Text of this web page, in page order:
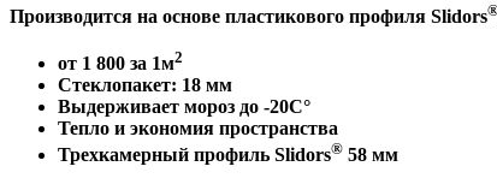
Производится на основе пластикового профиля Slidors
от 1 800 за 1м2
Стеклопакет: 18 мм
Выдерживает мороз до -20С°
Тепло и экономия пространства
Трехкамерный профиль Slidors® 58 мм